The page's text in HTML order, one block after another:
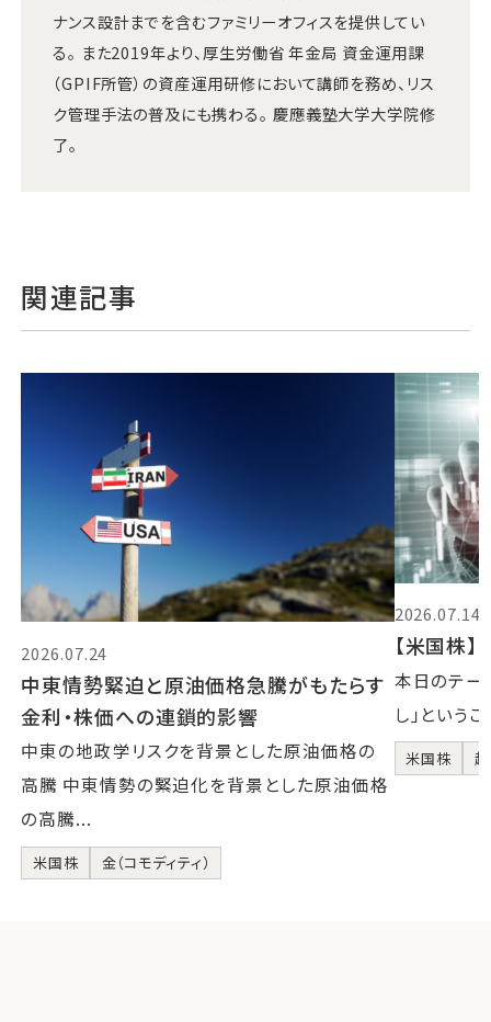
ナンス設計までを含むファミリーオフィスを提供してい
る。 また2019年より、厚生労働省 年金局 資金運用課
（GPIF所管）の資産運用研修において講師を務め、リス
ク管理手法の普及にも携わる。 慶應義塾大学大学院修
了。
関連記事
2026.07.24
中東情勢緊迫と原油価格急騰がもたらす
金利・株価への連鎖的影響
中東の地政学リスクを背景とした原油価格の
高騰 中東情勢の緊迫化を背景とした原油価格
の高騰...
米国株 金（コモディティ）
2026.07.14
【米国株
本日のテー
し」という
米国株